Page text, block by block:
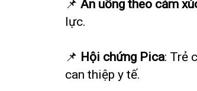
📌 Ăn uống theo cảm
lực.
📌 Hội chứng Pica: Trẻ
can thiệp y tế.